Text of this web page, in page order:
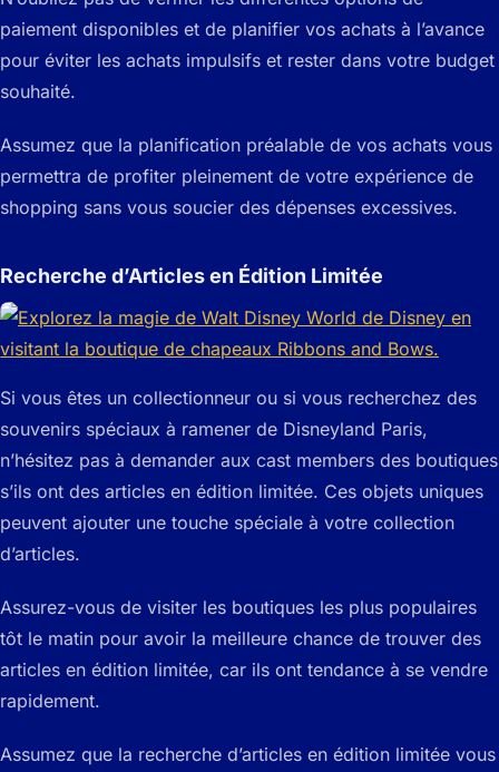
paiement disponibles et de planifier vos achats à l’avance
pour éviter les achats impulsifs et rester dans votre budget
souhaité.
Assumez que la planification préalable de vos achats vous
permettra de profiter pleinement de votre expérience de
shopping sans vous soucier des dépenses excessives.
Recherche d’Articles en Édition Limitée
Si vous êtes un collectionneur ou si vous recherchez des
souvenirs spéciaux à ramener de Disneyland Paris,
n’hésitez pas à demander aux cast members des boutiques
s’ils ont des articles en édition limitée. Ces objets uniques
peuvent ajouter une touche spéciale à votre collection
d’articles.
Assurez-vous de visiter les boutiques les plus populaires
tôt le matin pour avoir la meilleure chance de trouver des
articles en édition limitée, car ils ont tendance à se vendre
rapidement.
Assumez que la recherche d’articles en édition limitée vous